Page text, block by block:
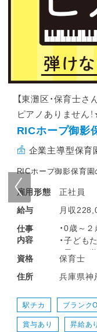
【東灘区・保育士さ
ピアノありません
RICホープ御影
企業主導型保育
RICホープ御影保育園
雇用形態
正社員
給与
月収
仕事
内容
・0歳～
・子ども
・日々の
季節の
年齢や
・書類対応
・園内清
少人数
資格
保育士
住所
兵庫県神
駅チカ ブランク
賞与あり 昇給あり